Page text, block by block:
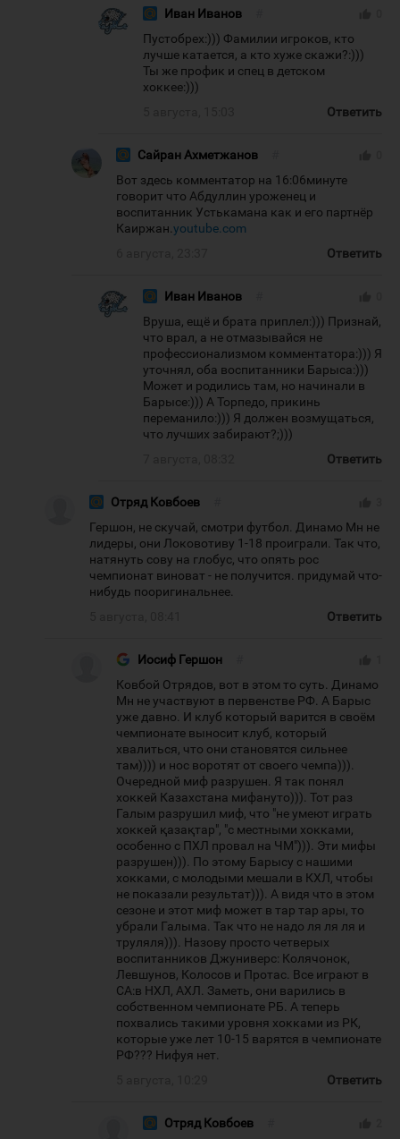
Иван Иванов
Пустобрех:))) Фамилии игроков, кто
лучше катается, а кто хуже скажи?:)))
Ты же профик и спец в детском
хоккее:)))
Ответить
Сайран Ахметжанов
Вот здесь комментатор на 16:06минуте
говорит что Абдуллин уроженец и
воспитанник Устькамана как и его партнёр
Каиржан.youtube.com
Ответить
Иван Иванов
Вруша, ещё и брата приплел:))) Признай,
что врал, а не отмазывайся не
профессионализмом комментатора:))) Я
уточнял, оба воспитанники Барыса:)))
Может и родились там, но начинали в
Барысе:))) А Торпедо, прикинь
переманило:))) Я должен возмущаться,
что лучших забирают?;)))
Ответить
Отряд Ковбоев
Гершон, не скучай, смотри футбол. Динамо Мн не
лидеры, они Локовотиву 1-18 проиграли. Так что,
натянуть сову на глобус, что опять рос
чемпионат виноват - не получится. придумай что-
нибудь пооригинальнее.
Ответить
Иосиф Гершон
Ковбой Отрядов, вот в этом то суть. Динамо
Мн не участвуют в первенстве РФ. А Барыс
уже давно. И клуб который варится в своём
чемпионате выносит клуб, который
хвалиться, что они становятся сильнее
там)))) и нос воротят от своего чемпа))).
Очередной миф разрушен. Я так понял
хоккей Казахстана мифануто))). Тот раз
Галым разрушил миф, что "не умеют играть
хоккей қазақтар", "с местными хокками,
особенно с ПХЛ провал на ЧМ"))). Эти мифы
разрушен))). По этому Барысу с нашими
хокками, с молодыми мешали в КХЛ, чтобы
не показали результат))). А видя что в этом
сезоне и этот миф может в тар тар ары, то
убрали Галыма. Так что не надо ля ля ля и
труляля))). Назову просто четверых
воспитанников Джуниверс: Колячонок,
Левшунов, Колосов и Протас. Все играют в
СА:в НХЛ, АХЛ. Заметь, они варились в
собственном чемпионате РБ. А теперь
похвались такими уровня хокками из РК,
которые уже лет 10-15 варятся в чемпионате
РФ??? Нифуя нет.
Ответить
Отряд Ковбоев